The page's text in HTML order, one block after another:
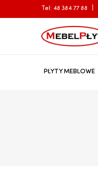
Tel: 48 384 77 88
PŁYTY MEBLOWE